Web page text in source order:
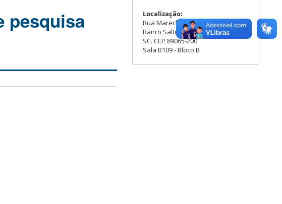
pesquisa
Localização:
Rua Marechal Rondon, 880,
Bairro Salto do Norte, Blumenau -
SC. CEP 89065-200
Sala B109 - Bloco B